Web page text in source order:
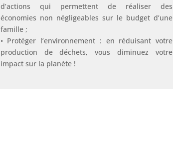
d’actions qui permettent de réaliser des
économies non négligeables sur le budget d’une
famille ;
• Protéger l’environnement : en réduisant votre
production de déchets, vous diminuez votre
impact sur la planète !